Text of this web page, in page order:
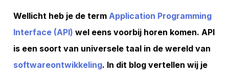
Wellicht heb je de term Application Programming
Interface (API) wel eens voorbij horen komen. API
is een soort van universele taal in de wereld van
softwareontwikkeling. In dit blog vertellen wij je